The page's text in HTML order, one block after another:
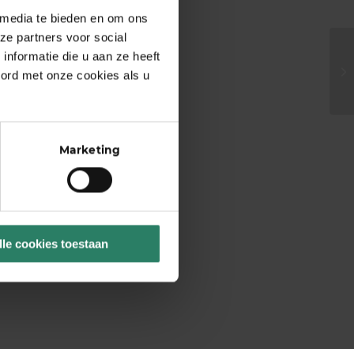
te bieden en om ons
partners voor social
die u aan ze heeft
met onze cookies als u
Marketing
cookies toestaan